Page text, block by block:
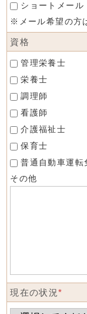
ショートメール
※メール希望の方
資格
管理栄養士
栄養士
調理師
看護師
介護福祉士
保育士
普通自動車運転
その他
現在の状況*